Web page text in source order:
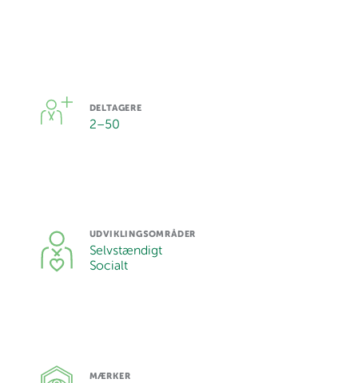
DELTAGERE
2–50
UDVIKLINGSOMRÅDER
Selvstændigt
Socialt
MÆRKER